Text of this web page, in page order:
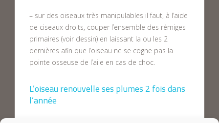
– sur des oiseaux très manipulables il faut, à l’aide
de ciseaux droits, couper l’ensemble des rémiges
primaires (voir dessin) en laissant la ou les 2
dernières afin que l’oiseau ne se cogne pas la
pointe osseuse de l’aile en cas de choc.
L’oiseau renouvelle ses plumes 2 fois dans
l’année